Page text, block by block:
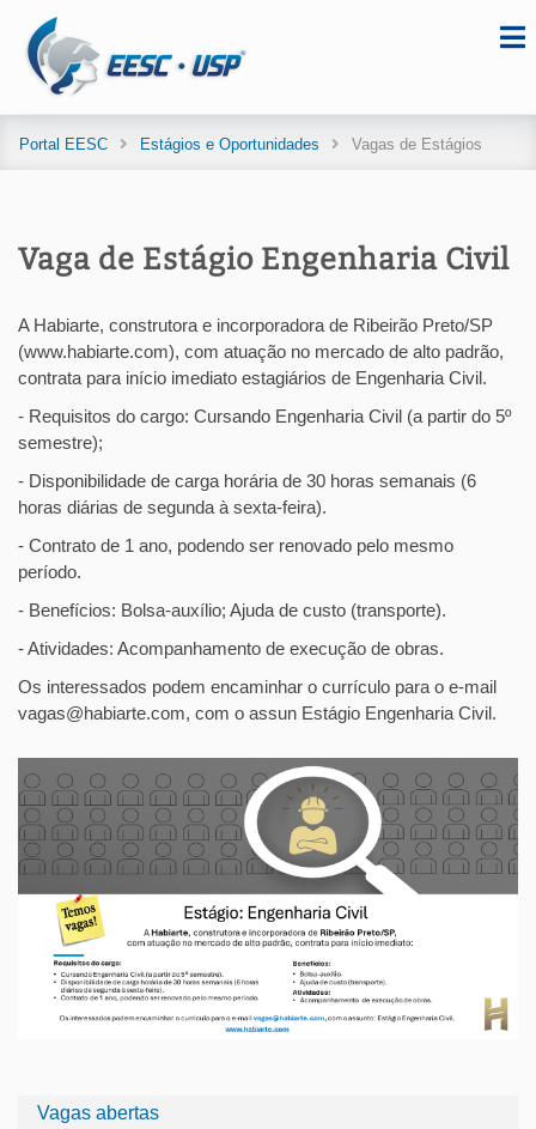
Portal EESC Estágios e Oportunidades Vagas de Estágios
Vagas abertas
Vaga de Estágio Engenharia Civil
A Habiarte, construtora e incorporadora de Ribeirão Preto/SP
(www.habiarte.com), com atuação no mercado de alto padrão,
contrata para início imediato estagiários de Engenharia Civil.
- Requisitos do cargo: Cursando Engenharia Civil (a partir do 5º
semestre);
- Disponibilidade de carga horária de 30 horas semanais (6
horas diárias de segunda à sexta-feira).
- Contrato de 1 ano, podendo ser renovado pelo mesmo
período.
- Benefícios: Bolsa-auxílio; Ajuda de custo (transporte).
- Atividades: Acompanhamento de execução de obras.
Os interessados podem encaminhar o currículo para o e-mail
vagas@habiarte.com, com o assun Estágio Engenharia Civil.